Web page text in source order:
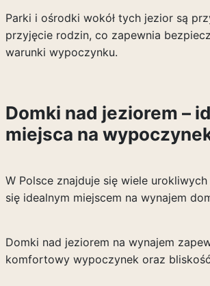
Parki i ośrodki wokół tych jezior są
przyjęcie rodzin, co zapewnia
warunki wypoczynku.
Domki nad jeziorem –
miejsca na
W Polsce znajduje się wiele
się idealnym miejscem na wynajem
Domki nad jeziorem na wynajem
komfortowy wypoczynek oraz